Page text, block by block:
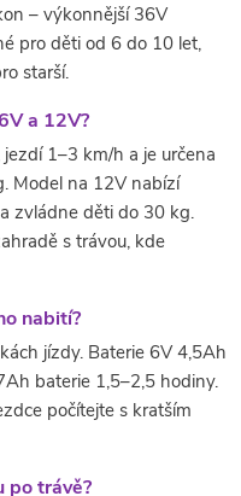
– výkonnější 36V
pro děti od 6 do 10 let,
starší.
a 12V?
1–3 km/h a je určena
Model na 12V nabízí
zvládne děti do 30 kg.
s trávou, kde
nabití?
jízdy. Baterie 6V 4,5Ah
baterie 1,5–2,5 hodiny.
počítejte s kratším
po trávě?